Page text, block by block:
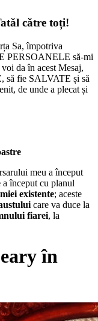
către toți!
Sa, împotriva
PERSOANELE să-mi
da în acest Mesaj,
să fie SALVATE și să
de unde a plecat și
meu a început
a început cu planul
existente; aceste
care va duce la
fiarei, la
în